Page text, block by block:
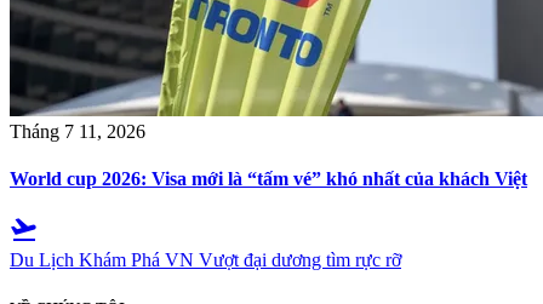
Tháng 7 11, 2026
World cup 2026: Visa mới là “tấm vé” khó nhất của khách Việt
flight_takeoff
Du Lịch Khám Phá VN Vượt đại dương tìm rực rỡ